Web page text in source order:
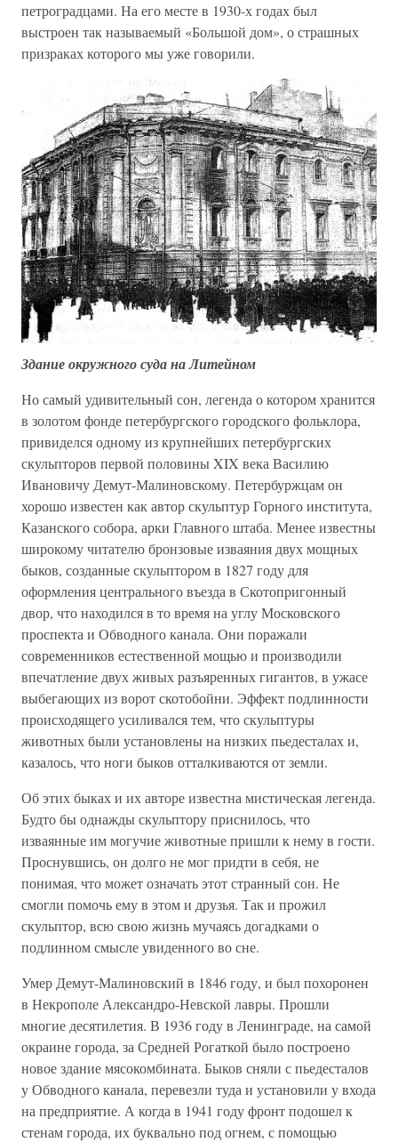
петроградцами. На его месте в 1930-х годах был
выстроен так называемый «Большой дом», о страшных
призраках которого мы уже говорили.
Здание окружного суда на Литейном
Но самый удивительный сон, легенда о котором хранится
в золотом фонде петербургского городского фольклора,
привиделся одному из крупнейших петербургских
скульпторов первой половины XIX века Василию
Ивановичу Демут-Малиновскому. Петербуржцам он
хорошо известен как автор скульптур Горного института,
Казанского собора, арки Главного штаба. Менее известны
широкому читателю бронзовые изваяния двух мощных
быков, созданные скульптором в 1827 году для
оформления центрального въезда в Скотопригонный
двор, что находился в то время на углу Московского
проспекта и Обводного канала. Они поражали
современников естественной мощью и производили
впечатление двух живых разъяренных гигантов, в ужасе
выбегающих из ворот скотобойни. Эффект подлинности
происходящего усиливался тем, что скульптуры
животных были установлены на низких пьедесталах и,
казалось, что ноги быков отталкиваются от земли.
Об этих быках и их авторе известна мистическая легенда.
Будто бы однажды скульптору приснилось, что
изваянные им могучие животные пришли к нему в гости.
Проснувшись, он долго не мог придти в себя, не
понимая, что может означать этот странный сон. Не
смогли помочь ему в этом и друзья. Так и прожил
скульптор, всю свою жизнь мучаясь догадками о
подлинном смысле увиденного во сне.
Умер Демут-Малиновский в 1846 году, и был похоронен
в Некрополе Александро-Невской лавры. Прошли
многие десятилетия. В 1936 году в Ленинграде, на самой
окраине города, за Средней Рогаткой было построено
новое здание мясокомбината. Быков сняли с пьедесталов
у Обводного канала, перевезли туда и установили у входа
на предприятие. А когда в 1941 году фронт подошел к
стенам города, их буквально под огнем, с помощью